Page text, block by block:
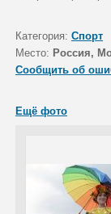
Категория: Спорт
Место: Россия,
Сообщить об
Ещё фото